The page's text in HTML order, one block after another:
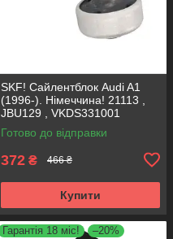
SKF! Сайлентблок Audi A1
(1996-). Німеччина! 21113 ,
JBU129 , VKDS331001
Готово до відправки
372 ₴ 466 ₴
Купити
Гарантія 18 міс!
–20%